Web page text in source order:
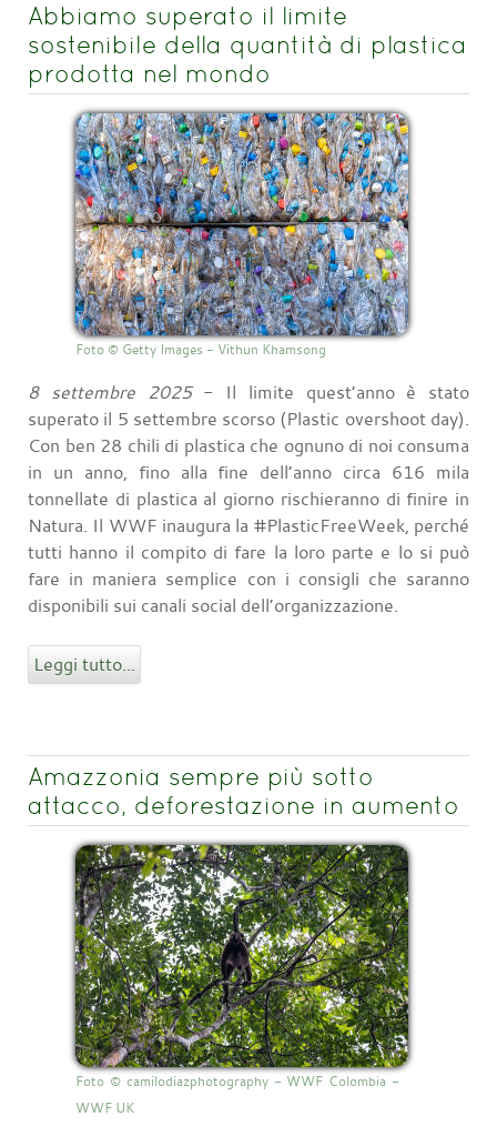
Abbiamo superato il limite
sostenibile della quantità di plastica
prodotta nel mondo
Foto © Getty Images - Vithun Khamsong
8 settembre 2025- Il limite quest’anno è stato
superato il 5 settembre scorso (Plastic overshoot day).
Con ben 28 chili di plastica che ognuno di noi consuma
in un anno, fino alla fine dell’anno circa 616 mila
tonnellate di plastica al giorno rischieranno di finire in
Natura. Il WWF inaugura la #PlasticFreeWeek, perché
tutti hanno il compito di fare la loro parte e lo si può
fare in maniera semplice con i consigli che saranno
disponibili sui canali social dell’organizzazione.
Leggi tutto...
Amazzonia sempre più sotto
attacco, deforestazione in aumento
Foto © camilodiazphotography - WWF Colombia -
WWF UK